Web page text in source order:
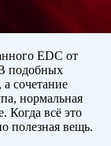
EDC от
подобных
сочетание
нормальная
Когда всё это
полезная вещь.